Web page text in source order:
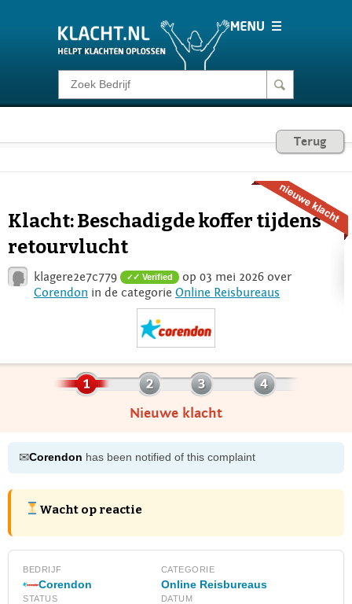
Klacht melden
Consumentenrecht
Voor Bedrijven
Login
Terug
Klacht: Beschadigde koffer tijdens
retourvlucht
klagere2e7c779 ✓ Verified
op 03 mei 2026 over
Corendon in de categorie Online Reisbureaus
Nieuwe klacht
✉Corendon has been notified of this complaint
Wacht op reactie
BEDRIJF
Corendon
CATEGORIE
Online Reisbureaus
STATUS DATUM